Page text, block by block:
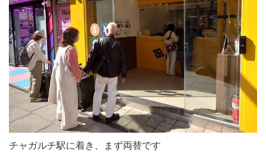
チャガルチ駅に着き、まず両替です